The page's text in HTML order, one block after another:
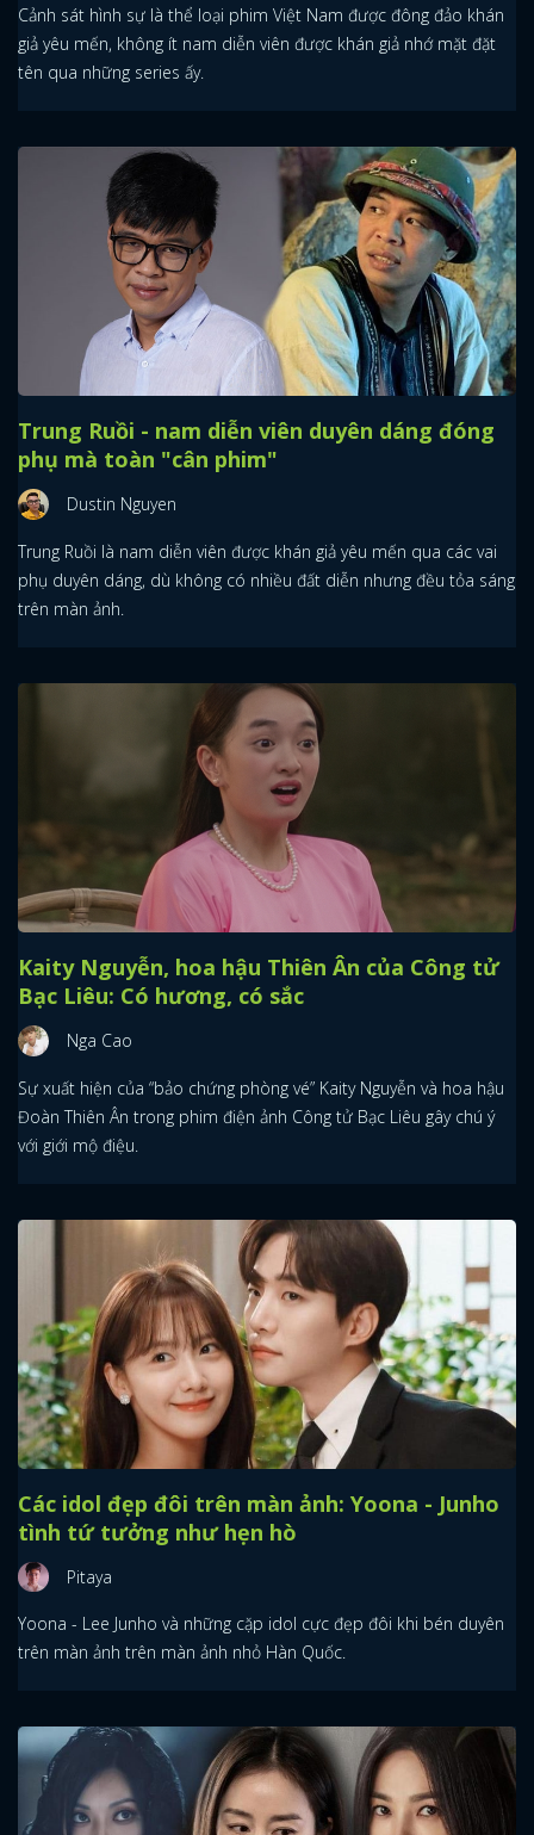
Cảnh sát hình sự là thể loại phim Việt Nam được đông đảo khán
giả yêu mến, không ít nam diễn viên được khán giả nhớ mặt đặt
tên qua những series ấy.
Trung Ruồi - nam diễn viên duyên dáng đóng
phụ mà toàn "cân phim"
Dustin Nguyen
Trung Ruồi là nam diễn viên được khán giả yêu mến qua các vai
phụ duyên dáng, dù không có nhiều đất diễn nhưng đều tỏa sáng
trên màn ảnh.
Kaity Nguyễn, hoa hậu Thiên Ân của Công tử
Bạc Liêu: Có hương, có sắc
Nga Cao
Sự xuất hiện của “bảo chứng phòng vé” Kaity Nguyễn và hoa hậu
Đoàn Thiên Ân trong phim điện ảnh Công tử Bạc Liêu gây chú ý
với giới mộ điệu.
Các idol đẹp đôi trên màn ảnh: Yoona - Junho
tình tứ tưởng như hẹn hò
Pitaya
Yoona - Lee Junho và những cặp idol cực đẹp đôi khi bén duyên
trên màn ảnh trên màn ảnh nhỏ Hàn Quốc.